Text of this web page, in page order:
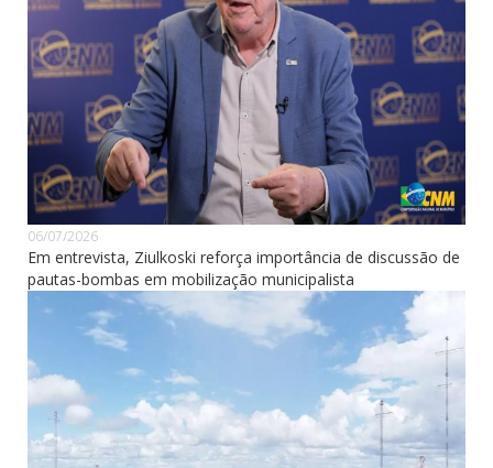
06/07/2026
Em entrevista, Ziulkoski reforça importância de discussão de
pautas-bombas em mobilização municipalista